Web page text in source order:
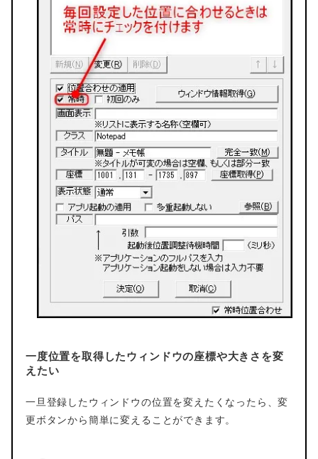
一度位置を取得したウィンドウの座標や大きさを変
えたい
一旦登録したウィンドウの位置を変えたくなったら、変
更ボタンから簡単に変えることができます。